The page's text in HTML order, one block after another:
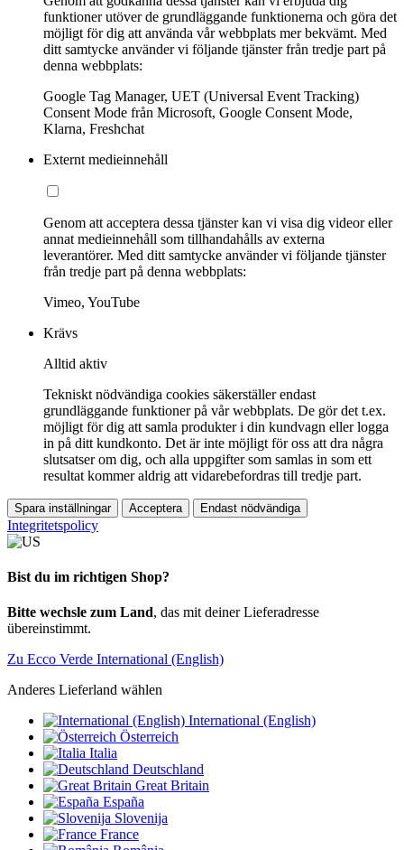
funktioner utöver de grundläggande funktionerna och göra det
möjligt för dig att använda vår webbplats mer bekvämt. Med
ditt samtycke använder vi följande tjänster från tredje part på
denna webbplats:
Google Tag Manager, UET (Universal Event Tracking)
Consent Mode från Microsoft, Google Consent Mode,
Klarna, Freshchat
Externt medieinnehåll
Genom att acceptera dessa tjänster kan vi visa dig videor eller
annat medieinnehåll som tillhandahålls av externa
leverantörer. Med ditt samtycke använder vi följande tjänster
från tredje part på denna webbplats:
Vimeo, YouTube
Krävs
Alltid aktiv
Tekniskt nödvändiga cookies säkerställer endast
grundläggande funktioner på vår webbplats. De gör det t.ex.
möjligt för dig att samla produkter i din kundvagn eller logga
in på ditt kundkonto. Det är inte möjligt för oss att dra några
slutsatser om dig, och alla uppgifter som samlas in som ett
resultat kommer aldrig att vidarebefordras till tredje part.
Spara inställningar Acceptera Endast nödvändiga
Integritetspolicy
Bist du im richtigen Shop?
Bitte wechsle zum Land, das mit deiner Lieferadresse
übereinstimmt.
Zu Ecco Verde International (English)
Anderes Lieferland wählen
International (English)
Österreich
Italia
Deutschland
Great Britain
España
Slovenija
France